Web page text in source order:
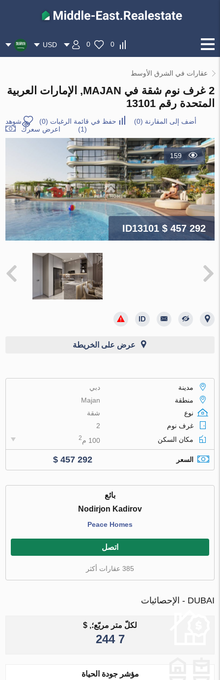
0
0
USD
عقارات في الشرق الأوسط
2 غرف نوم شقة في MAJAN, الإمارات العربية
المتحدة رقم 13101
أضف إلى المقارنة (
0
) حفظ في قائمة الرغبات (
0
)
شوهد
(1)
اعرض سعرك
159
ID13101$ 457 292
عرض على الخريطة
مدينة
دبي
منطقة
Majan
نوع
شقة
غرف نوم
2
مكان السكن
100 م 2
السعر $ 457 292
بائع
Nodirjon Kadirov
Peace Homes
اتصل
385 عقارات أكثر
DUBAI - الإحصائيات
لكلّ متر مربّع؛, $
7 244
مؤشر جودة الحياة